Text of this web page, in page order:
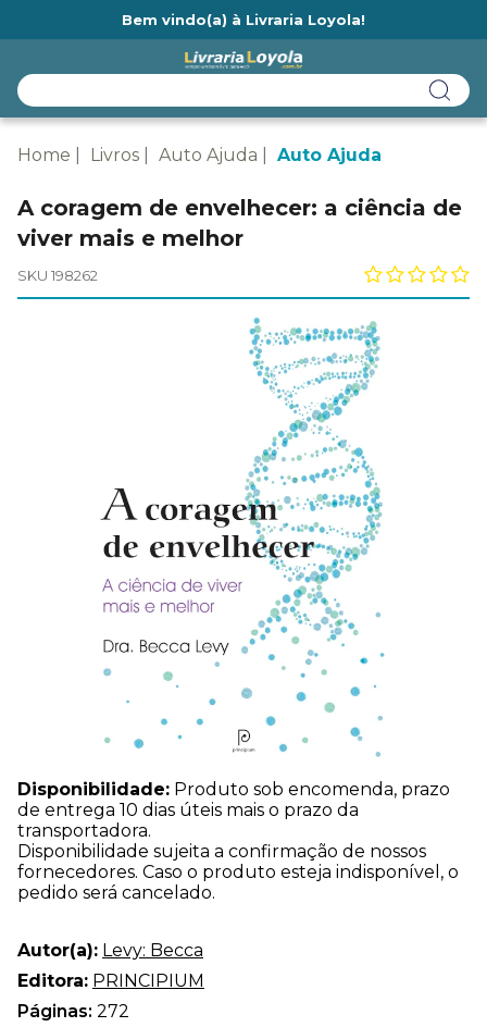
Bem vindo(a) à Livraria Loyola!
Home Livros Auto Ajuda Auto Ajuda
A coragem de envelhecer: a ciência de
viver mais e melhor
SKU 198262
Disponibilidade: Produto sob encomenda, prazo
de entrega 10 dias úteis mais o prazo da
transportadora.
Disponibilidade sujeita a confirmação de nossos
fornecedores. Caso o produto esteja indisponível, o
pedido será cancelado.
Autor(a): Levy: Becca
Editora: PRINCIPIUM
Páginas: 272